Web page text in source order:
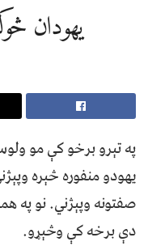
یهودان
په تېرو برخو کې مو
يهودو منفوره څېره
صفتونه وپېژني. نو
دې برخه کې وڅېړو.